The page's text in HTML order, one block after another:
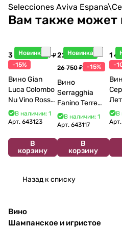
Selecciones Aviva
Вам также может
Новинка
3 998 ₽4 704 ₽
-15%
Вино Gian
Luca Colombo
Nu Vino Rosso
2025 750 мл
В наличии: 1
Арт. 643123
В
корзину
Новинка
22 738 ₽
26 750 ₽ -15%
Вино
Serragghia
Fanino Terre
Siciliane IGP
2022 750 мл
В наличии: 1
Арт.643117
В
корзину
1
-
В
Арт.
Назад к списку
Вино
Шампанское и игристое